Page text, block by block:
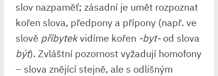
slov nazpaměť; zásadní je umět rozpoznat
kořen slova, předpony a přípony (např. ve
slově příbytekvidíme kořen -byt-od slova
být). Zvláštní pozornost vyžadují homofony
– slova znějící stejně, ale s odlišným